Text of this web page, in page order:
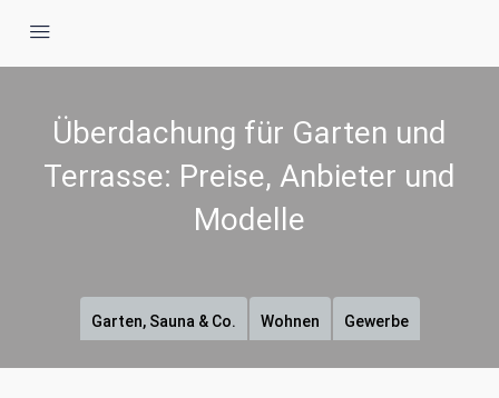
Überdachung für Garten und
Terrasse: Preise, Anbieter und
Modelle
Garten, Sauna & Co. Wohnen Gewerbe